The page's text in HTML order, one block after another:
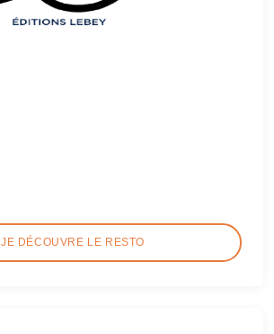
JE DÉCOUVRE LE RESTO